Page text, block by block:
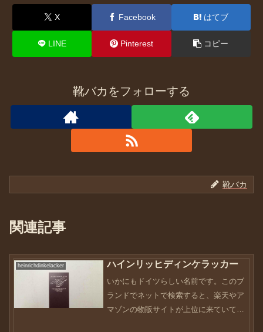
X Facebook はてブ
LINE Pinterest コピー
靴バカをフォローする
靴バカ
関連記事
heinrichdinkelacker ハインリッヒディンケラッカー
いかにもドイツらしい名前です。このブ
ランドでネットで検索すると、楽天やア
マゾンの物販サイトが上位に来ていて靴